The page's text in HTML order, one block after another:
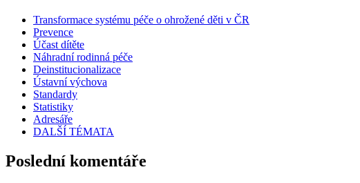
Transformace systému péče o ohrožené děti v ČR
Prevence
Účast dítěte
Náhradní rodinná péče
Deinstitucionalizace
Ústavní výchova
Standardy
Statistiky
Adresáře
DALŠÍ TÉMATA
Poslední komentáře